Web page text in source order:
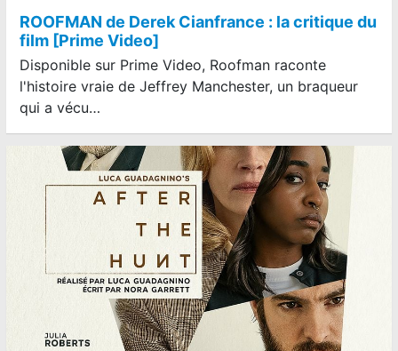
ROOFMAN de Derek Cianfrance : la critique du
film [Prime Video]
Disponible sur Prime Video, Roofman raconte
l'histoire vraie de Jeffrey Manchester, un braqueur
qui a vécu…